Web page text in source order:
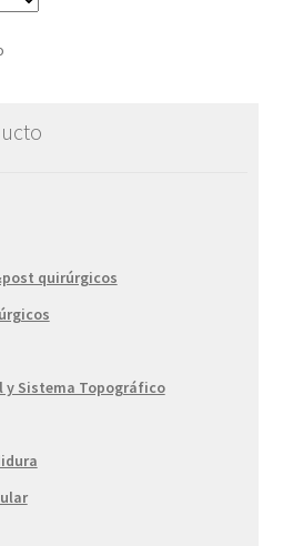
quirúrgicos
y Sistema Topográfico